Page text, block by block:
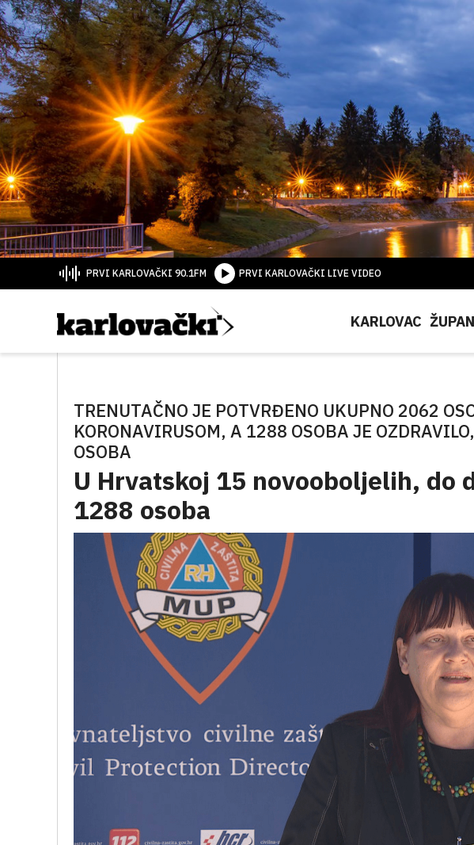
PRVI KARLOVAČKI 90.1FM PRVI KARLOVAČKI LIVE VIDEO
KARLOVAC
TRENUTAČNO JE POTVRĐENO UKUPNO 2062
KORONAVIRUSOM, A 1288 OSOBA JE
OSOBA
U Hrvatskoj 15 novooboljelih, do
1288 osoba